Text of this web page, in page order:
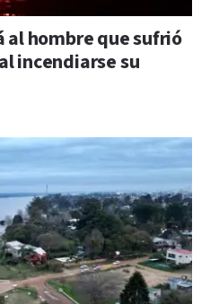
al hombre que sufrió
incendiarse su